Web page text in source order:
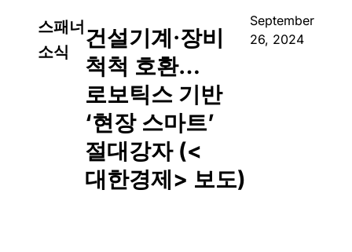
스패너
소식
건설기계·장비
척척 호환…
로보틱스 기반
‘현장 스마트’
절대강자 (<
대한경제> 보도)
September
26, 2024